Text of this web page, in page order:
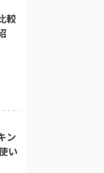
較
ン
い